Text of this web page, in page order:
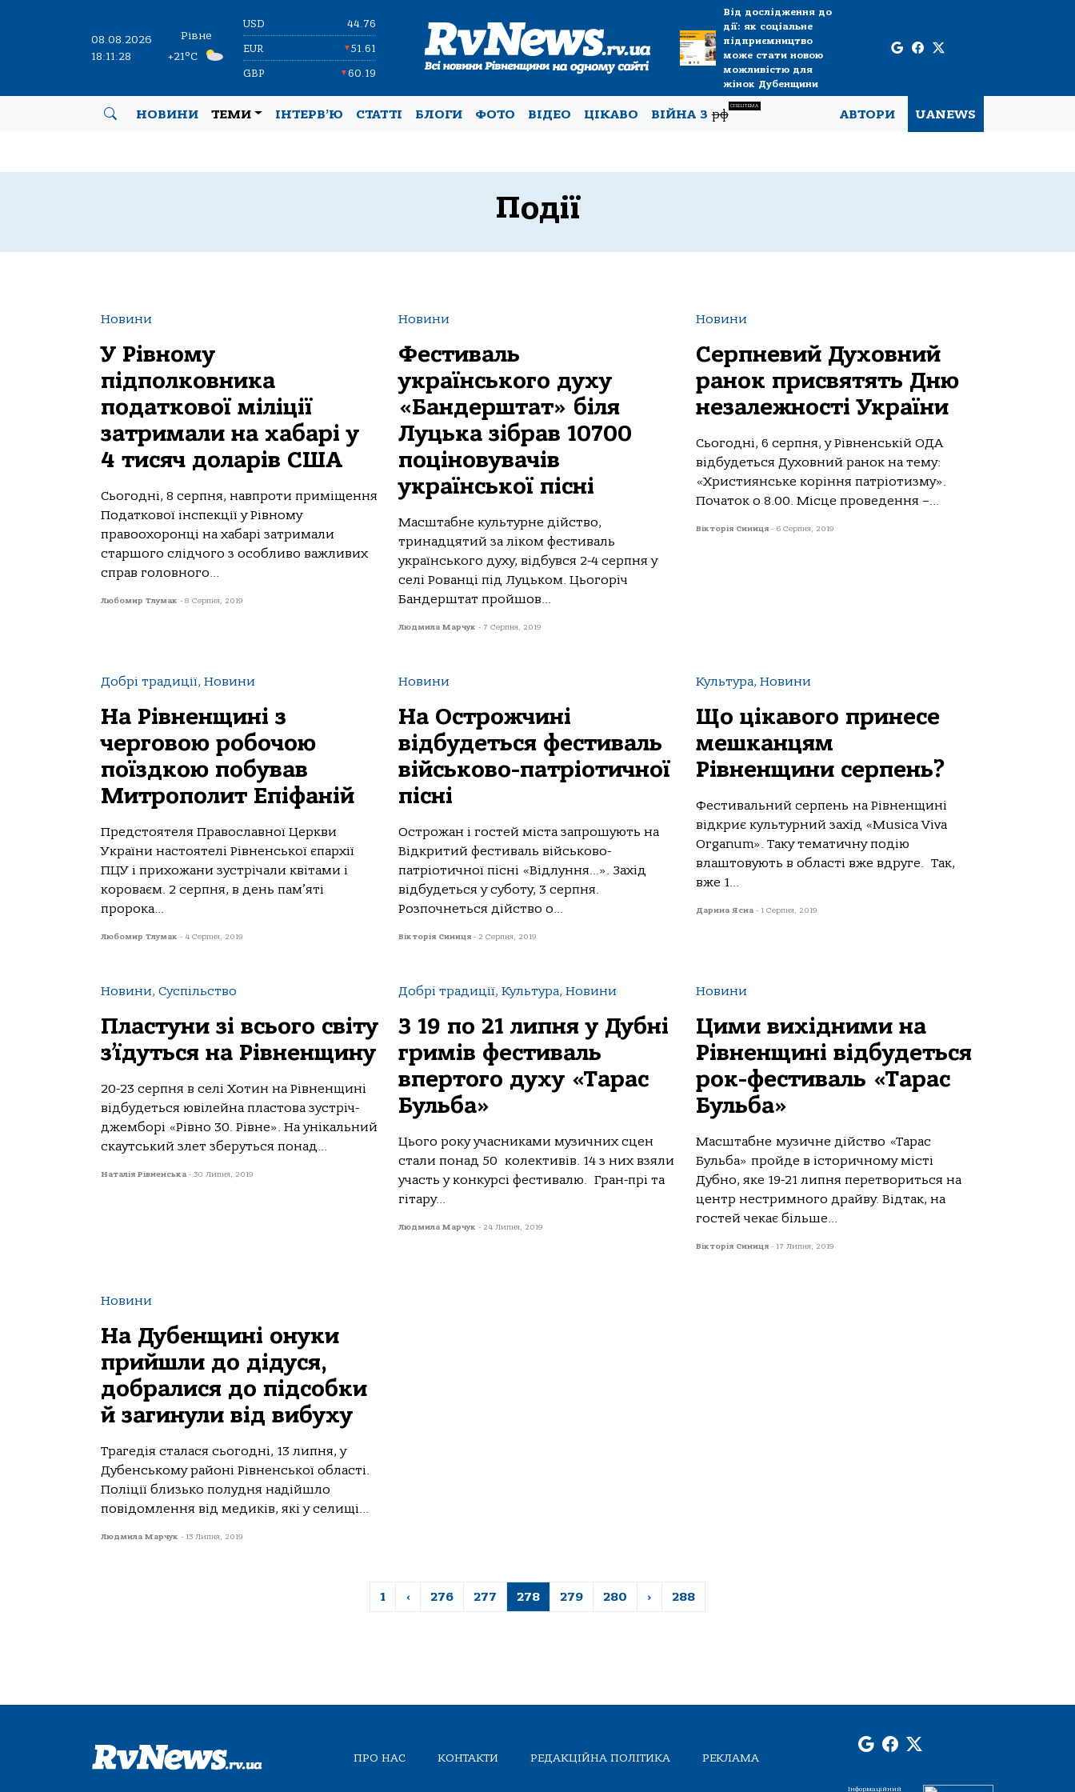
08.08.2026
18:11:29
Рівне
+21°C
USD 44.76
EUR ▼51.61
GBP ▼60.19
Від дослідження до
дії: як соціальне
підприємництво
може стати новою
можливістю для
жінок Дубенщини
НОВИНИ ТЕМИ ІНТЕРВ’Ю СТАТТІ БЛОГИ ФОТО ВІДЕО ЦІКАВО ВІЙНА Зрф
СПЕЦТЕМА
АВТОРИ UANEWS
Події
Новини
У Рівному
підполковника
податкової міліції
затримали на хабарі у
4 тисяч доларів США
Сьогодні, 8 серпня, навпроти приміщення
Податкової інспекції у Рівному
правоохоронці на хабарі затримали
старшого слідчого з особливо важливих
справ головного...
Любомир Тлумак - 8 Серпня, 2019
Новини
Фестиваль
українського духу
«Бандерштат» біля
Луцька зібрав 10700
поціновувачів
української пісні
Масштабне культурне дійство,
тринадцятий за ліком фестиваль
українського духу, відбувся 2-4 серпня у
селі Рованці під Луцьком. Цьогоріч
Бандерштат пройшов...
Людмила Марчук - 7 Серпня, 2019
Новини
Серпневий Духовний
ранок присвятять Дню
незалежності України
Сьогодні, 6 серпня, у Рівненській ОДА
відбудеться Духовний ранок на тему:
«Християнське коріння патріотизму».
Початок о 8.00. Місце проведення –...
Вікторія Синиця - 6 Серпня, 2019
Добрі традиції, Новини
На Рівненщині з
черговою робочою
поїздкою побував
Митрополит Епіфаній
Предстоятеля Православної Церкви
України настоятелі Рівненської єпархії
ПЦУ і прихожани зустрічали квітами і
короваєм. 2 серпня, в день пам’яті
пророка...
Любомир Тлумак - 4 Серпня, 2019
Новини
На Острожчині
відбудеться фестиваль
військово-патріотичної
пісні
Острожан і гостей міста запрошують на
Відкритий фестиваль військово-
патріотичної пісні «Відлуння…». Захід
відбудеться у суботу, 3 серпня.
Розпочнеться дійство о...
Вікторія Синиця - 2 Серпня, 2019
Культура, Новини
Що цікавого принесе
мешканцям
Рівненщини серпень?
Фестивальний серпень на Рівненщині
відкриє культурний захід «Musica Viva
Organum». Таку тематичну подію
влаштовують в області вже вдруге. Так,
вже 1...
Дарина Ясна - 1 Серпня, 2019
Новини, Суспільство
Пластуни зі всього світу
з’їдуться на Рівненщину
20-23 серпня в селі Хотин на Рівненщині
відбудеться ювілейна пластова зустріч-
джемборі «Рівно 30. Рівне». На унікальний
скаутський злет зберуться понад...
Наталія Рівненська - 30 Липня, 2019
Добрі традиції, Культура, Новини
З 19 по 21 липня у Дубні
гримів фестиваль
впертого духу «Тарас
Бульба»
Цього року учасниками музичних сцен
стали понад 50 колективів. 14 з них взяли
участь у конкурсі фестивалю. Гран-прі та
гітару...
Людмила Марчук - 24 Липня, 2019
Новини
Цими вихідними на
Рівненщині відбудеться
рок-фестиваль «Тарас
Бульба»
Масштабне музичне дійство «Тарас
Бульба» пройде в історичному місті
Дубно, яке 19-21 липня перетвориться на
центр нестримного драйву. Відтак, на
гостей чекає більше...
Вікторія Синиця - 17 Липня, 2019
Новини
На Дубенщині онуки
прийшли до дідуся,
добралися до підсобки
й загинули від вибуху
Трагедія сталася сьогодні, 13 липня, у
Дубенському районі Рівненської області.
Поліції близько полудня надійшло
повідомлення від медиків, які у селищі...
Людмила Марчук - 13 Липня, 2019
1 ‹ 276 277 278 279 280 › 288
ПРО НАС КОНТАКТИ РЕДАКЦІЙНА ПОЛІТИКА РЕКЛАМА
Інформаційний